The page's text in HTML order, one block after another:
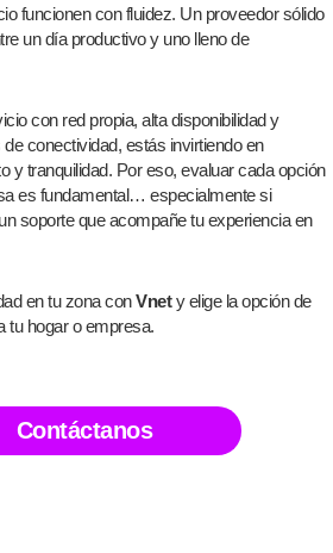
funcionen con fluidez. Un proveedor sólido
un día productivo y uno lleno de
con red propia, alta disponibilidad y
conectividad, estás invirtiendo en
y tranquilidad. Por eso, evaluar cada opción
es fundamental… especialmente si
soporte que acompañe tu experiencia en
en tu zona conVnety elige la opción de
tu hogar o empresa.
Contáctanos